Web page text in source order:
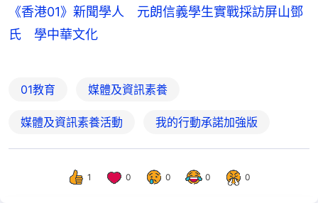
《香港01》新聞學人 元朗信義學生實戰採訪屏山鄧
氏 學中華文化
01教育 媒體及資訊素養
媒體及資訊素養活動 我的行動承諾加強版
1 0 0 0 0